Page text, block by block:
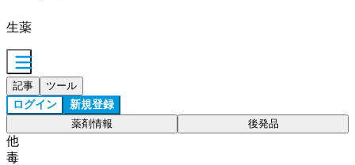
生薬
記事 ツール
ログイン 新規登録
薬剤情報 後発品
他
毒